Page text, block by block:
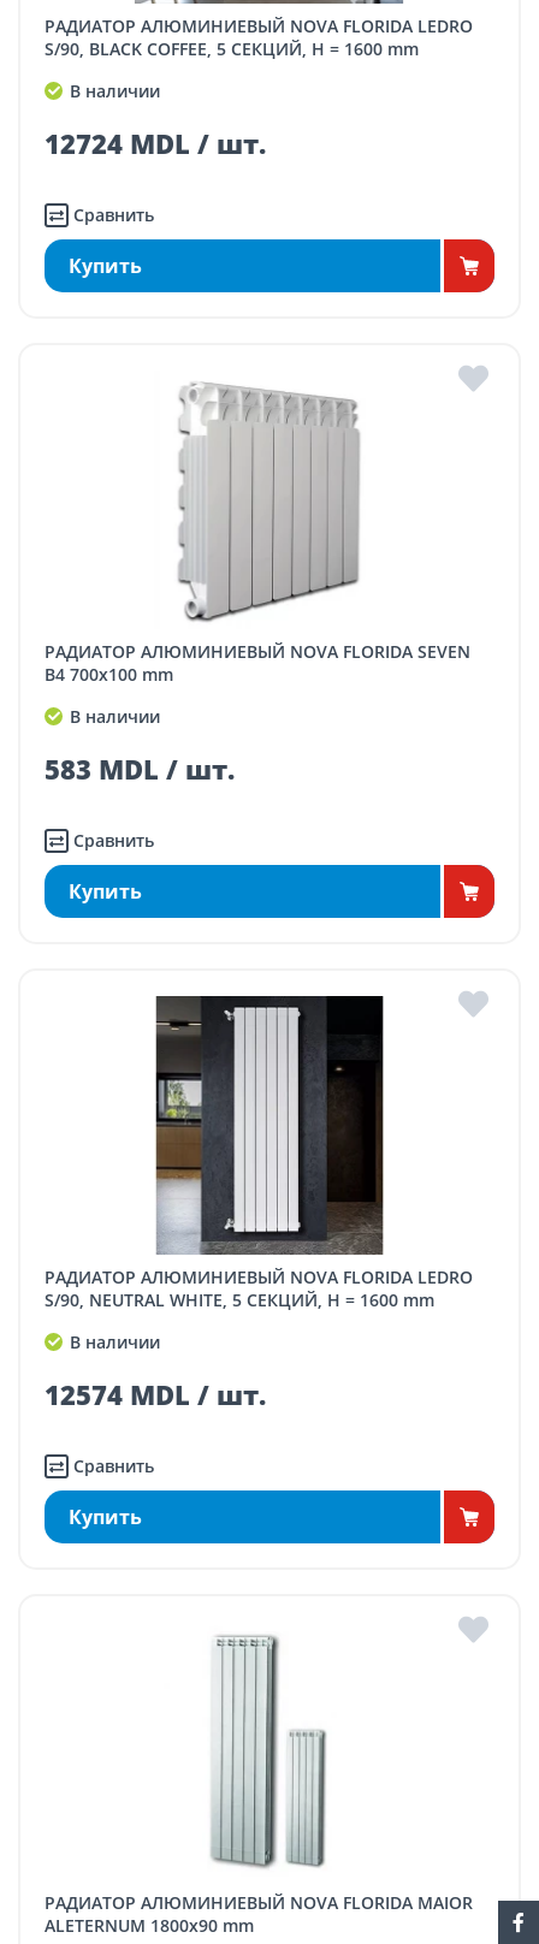
РАДИАТОР АЛЮМИНИЕВЫЙ NOVA FLORIDA LEDRO
S/90, BLACK COFFEE, 5 СЕКЦИЙ, H = 1600 mm
В наличии
12724 MDL / шт.
Сравнить
Купить
РАДИАТОР АЛЮМИНИЕВЫЙ NOVA FLORIDA SEVEN
B4 700x100 mm
В наличии
583 MDL / шт.
Сравнить
Купить
РАДИАТОР АЛЮМИНИЕВЫЙ NOVA FLORIDA LEDRO
S/90, NEUTRAL WHITE, 5 СЕКЦИЙ, H = 1600 mm
В наличии
12574 MDL / шт.
Сравнить
Купить
РАДИАТОР АЛЮМИНИЕВЫЙ NOVA FLORIDA MAIOR
ALETERNUM 1800x90 mm